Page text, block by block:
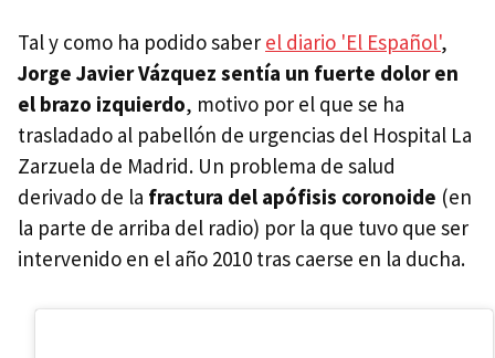
Tal y como ha podido saber el diario 'El Español',
Jorge Javier Vázquez sentía un fuerte dolor en
el brazo izquierdo, motivo por el que se ha
trasladado al pabellón de urgencias del Hospital La
Zarzuela de Madrid. Un problema de salud
derivado de la fractura del apófisis coronoide (en
la parte de arriba del radio) por la que tuvo que ser
intervenido en el año 2010 tras caerse en la ducha.